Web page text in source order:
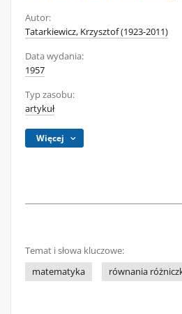
Autor:
Tatarkiewicz, Krzysztof (1923-2011)
Data wydania:
1957
Typ zasobu:
artykuł
Więcej
Temat i słowa kluczowe:
matematyka
równania